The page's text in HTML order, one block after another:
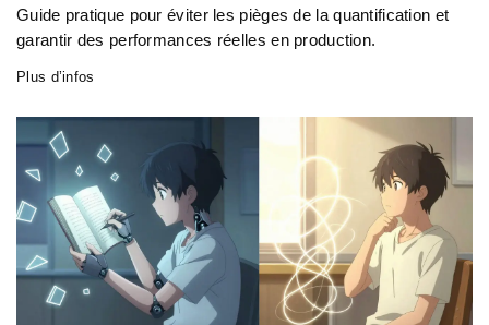
Guide pratique pour éviter les pièges de la quantification et
garantir des performances réelles en production.
Plus d’infos